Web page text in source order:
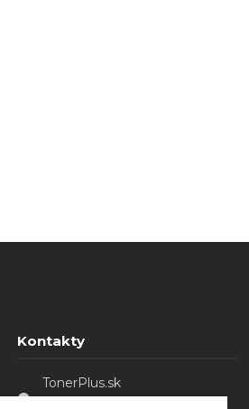
Kontakty
TonerPlus.sk